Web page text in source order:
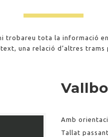
trobareu tota la informació
una relació d’altres
Amb
Tallat